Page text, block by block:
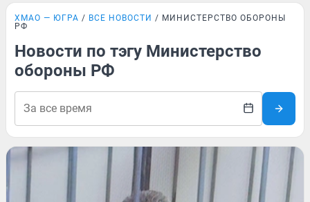
ХМАО — ЮГРА ВСЕ НОВОСТИ
МИНИСТЕРСТВО ОБОРОНЫ
РФ
Новости по тэгу Министерство
обороны РФ